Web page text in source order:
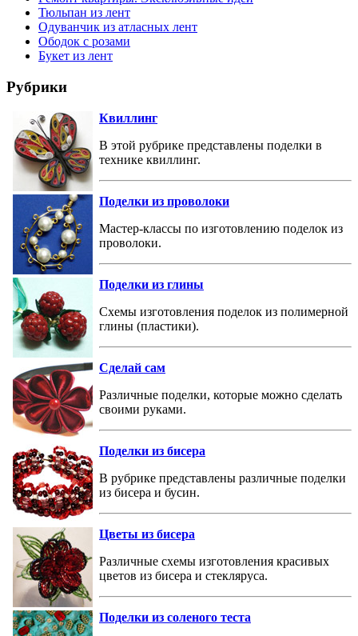
Тюльпан из лент
Одуванчик из атласных лент
Ободок с розами
Букет из лент
Рубрики
Квиллинг
В этой рубрике представлены поделки в
технике квиллинг.
Поделки из проволоки
Мастер-классы по изготовлению поделок из
проволоки.
Поделки из глины
Схемы изготовления поделок из полимерной
глины (пластики).
Сделай сам
Различные поделки, которые можно сделать
своими руками.
Поделки из бисера
В рубрике представлены различные поделки
из бисера и бусин.
Цветы из бисера
Различные схемы изготовления красивых
цветов из бисера и стекляруса.
Поделки из соленого теста